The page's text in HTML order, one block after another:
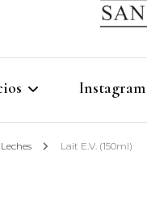
Instagram
Leches Lait E.V. (150ml)